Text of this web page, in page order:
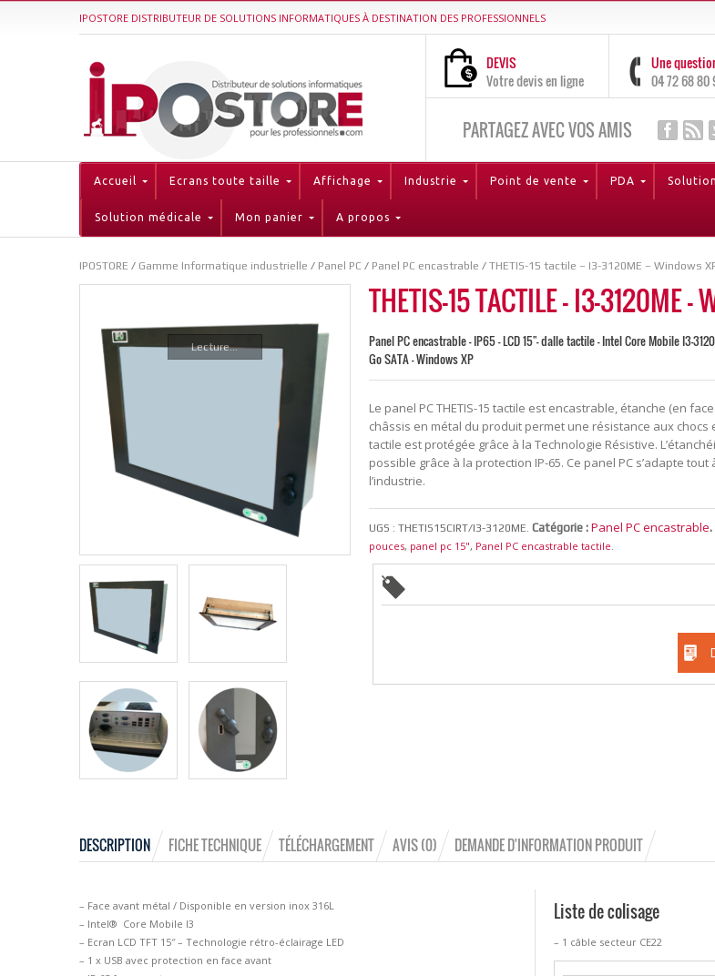
IPOSTORE DISTRIBUTEUR DE SOLUTIONS INFORMATIQUES À DESTINATION DES PROFESSIONNELS
DEVIS
Votre devis en ligne
Une
04 72 68 80
PARTAGEZ AVEC VOS AMIS
Accueil Ecrans toute taille Affichage Industrie Point de vente PDA
Solution médicale Mon panier A propos
IPOSTORE / Gamme Informatique industrielle / Panel PC / Panel PC encastrable / THETIS-15 tactile – I3-3120ME – Windows
Lecture...
THETIS-15 TACTILE – I3-3120ME –
Panel PC encastrable - IP65 - LCD 15"- dalle tactile - Intel Core Mobile I3-
Go SATA - Windows XP
Le panel PC THETIS-15 tactile est encastrable, étanche (en
châssis en métal du produit permet une résistance aux chocs
tactile est protégée grâce à la Technologie Résistive.
possible grâce à la protection IP-65. Ce panel PC s’adapte
l’industrie.
UGS :THETIS15CIRT/I3-3120ME. Catégorie :Panel PC encastrable.
pouces, panel pc 15", Panel PC encastrable tactile.
DESCRIPTION FICHE TECHNIQUE TÉLÉCHARGEMENT AVIS (0) DEMANDE D'INFORMATION PRODUIT
– Face avant métal / Disponible en version inox 316L
– Intel® Core Mobile I3
– Ecran LCD TFT 15″ – Technologie rétro-éclairage LED
– 1 x USB avec protection en face avant
Liste de colisage
– 1 câble secteur CE22